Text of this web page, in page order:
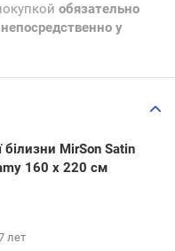
обязательно
у
білизни MirSon Satin
160 x 220 см
лет